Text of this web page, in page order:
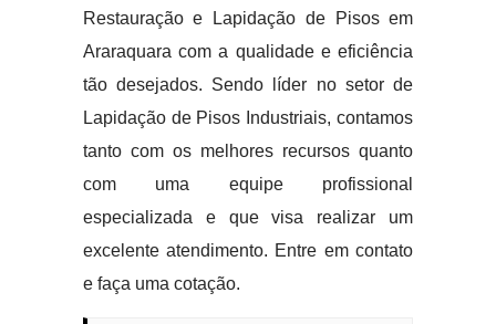
Restauração e Lapidação de Pisos em
Araraquara com a qualidade e eficiência
tão desejados. Sendo líder no setor de
Lapidação de Pisos Industriais, contamos
tanto com os melhores recursos quanto
com uma equipe profissional
especializada e que visa realizar um
excelente atendimento. Entre em contato
e faça uma cotação.